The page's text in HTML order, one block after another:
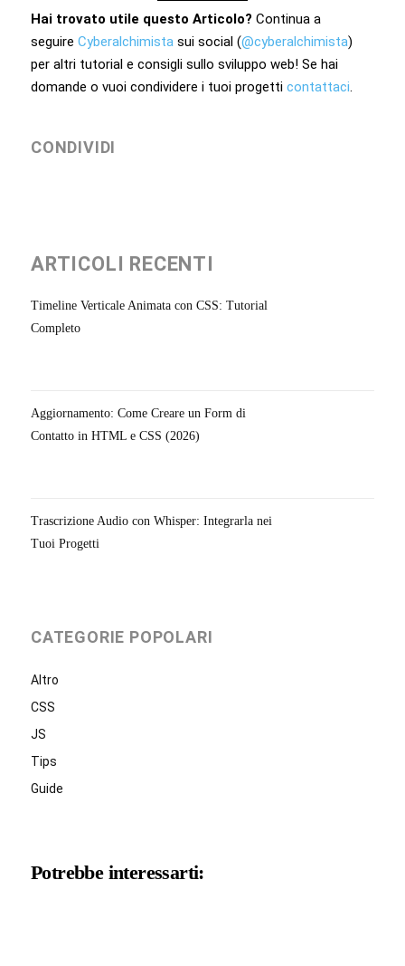
Hai trovato utile questo Articolo? Continua a
seguire Cyberalchimista sui social (@cyberalchimista)
per altri tutorial e consigli sullo sviluppo web! Se hai
domande o vuoi condividere i tuoi progetti contattaci
CONDIVIDI
ARTICOLI RECENTI
Timeline Verticale Animata con CSS: Tutorial
Completo
Aggiornamento: Come Creare un Form di
Contatto in HTML e CSS (2026)
Trascrizione Audio con Whisper: Integrarla nei
Tuoi Progetti
CATEGORIE POPOLARI
Altro
CSS
JS
Tips
Guide
Potrebbe interessarti: